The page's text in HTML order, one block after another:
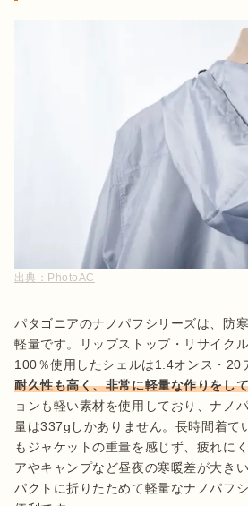
出典： PhotoAC
パタゴニアのナノパフシリーズは、防
軽量です。リップストップ・リサイク
100％使用したシェルは1.4オンス・20
耐久性も高く、非常に軽量な作りをし
ョンも軽い素材を使用しており、ナノ
量は337gしかありません。長時間着て
もジャケットの重量を感じず、疲れに
アやキャンプなど昼夜の寒暖差が大き
パクトに折りたためて軽量なナノパフ